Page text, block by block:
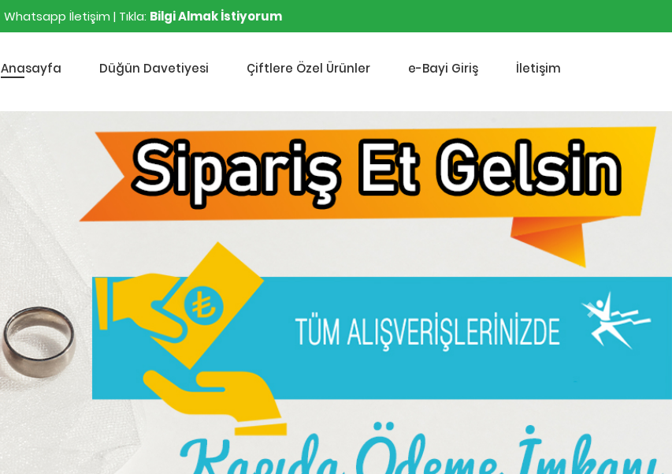
Whatsapp İletişim | Tıkla: Bilgi Almak İstiyorum
Anasayfa Düğün Davetiyesi Çiftlere Özel Ürünler e-Bayi Giriş İletişim
Next